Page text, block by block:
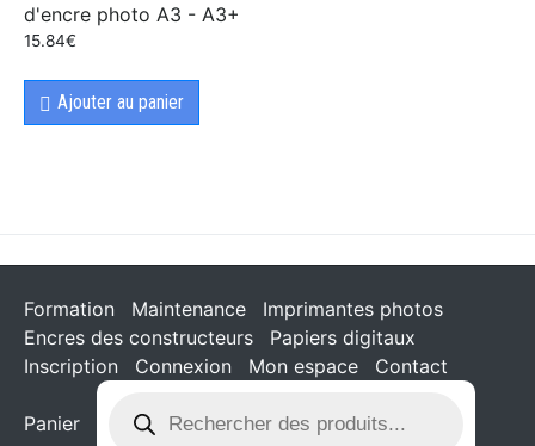
d'encre photo A3 - A3+
15.84€
Ajouter au panier
Formation Maintenance
Imprimantes photos
Encres des constructeurs
Papiers digitaux
Inscription
Connexion Mon espace Contact
Panier